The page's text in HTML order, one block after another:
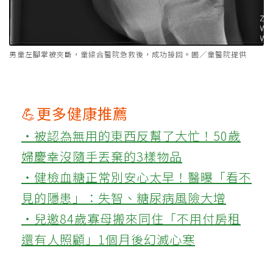
男童左腳掌被夾斷，童綜合醫院急救後，成功接回。圖／童醫院提供
💪更多健康推薦
‧被認為無用的東西反幫了大忙！50歲
婦慶幸沒隨手丟棄的3樣物品
‧健檢血糖正常別安心太早！醫曝「看不
見的隱患」：失智、糖尿病風險大增
‧兒邀84歲寡母搬來同住「不用付房租
還有人照顧」1個月後幻滅心寒